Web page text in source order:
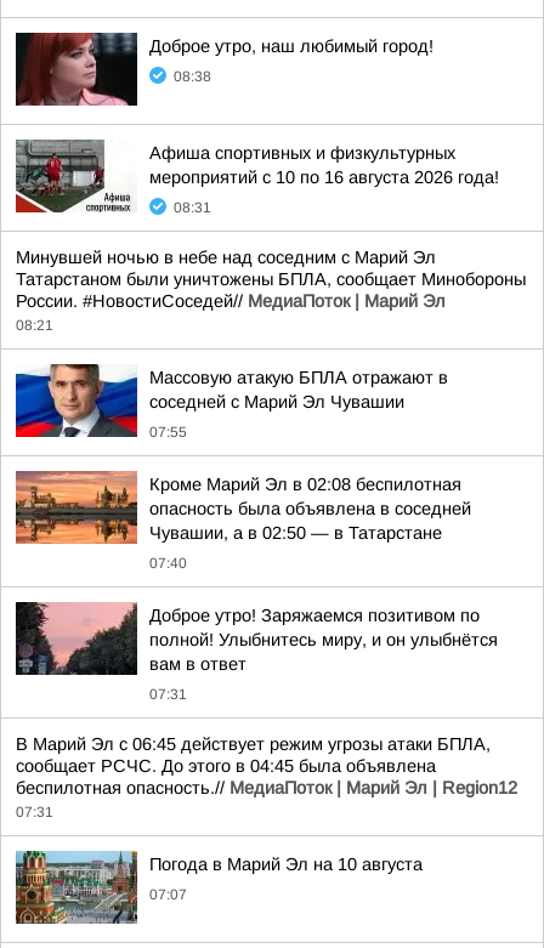
Доброе утро, наш любимый город!
08:38
Афиша спортивных и физкультурных
мероприятий с 10 по 16 августа 2026 года!
08:31
Минувшей ночью в небе над соседним с Марий Эл
Татарстаном были уничтожены БПЛА, сообщает Минобороны
России. #НовостиСоседей// МедиаПоток | Марий Эл
08:21
Массовую атакую БПЛА отражают в
соседней с Марий Эл Чувашии
07:55
Кроме Марий Эл в 02:08 беспилотная
опасность была объявлена в соседней
Чувашии, а в 02:50 — в Татарстане
07:40
Доброе утро! Заряжаемся позитивом по
полной! Улыбнитесь миру, и он улыбнётся
вам в ответ
07:31
В Марий Эл с 06:45 действует режим угрозы атаки БПЛА,
сообщает РСЧС. До этого в 04:45 была объявлена
беспилотная опасность.// МедиаПоток | Марий Эл | Region12
07:31
Погода в Марий Эл на 10 августа
07:07